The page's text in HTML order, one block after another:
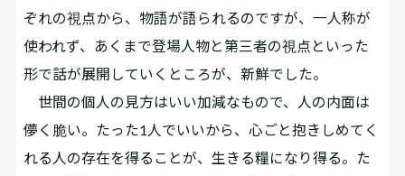
ぞれの視点から、物語が語られるのですが、一人称が
使われず、あくまで登場人物と第三者の視点といった
形で話が展開していくところが、新鮮でした。
世間の個人の見方はいい加減なもので、人の内面は
儚く脆い。たった1人でいいから、心ごと抱きしめてく
れる人の存在を得ることが、生きる糧になり得る。た